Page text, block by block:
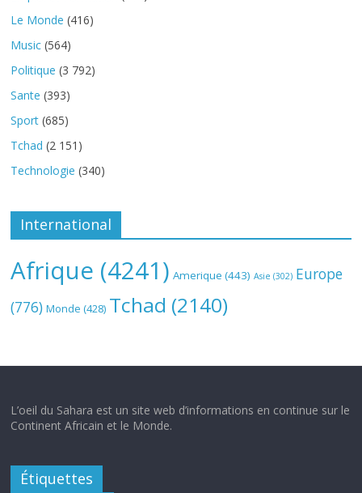
Le Monde (416)
Music (564)
Politique (3 792)
Sante (393)
Sport (685)
Tchad (2 151)
Technologie (340)
International
Afrique (4241) Amerique (443) Asie (302) Europe
(776) Monde (428) Tchad (2140)
L’oeil du Sahara est un site web d’informations en continue sur le
Continent Africain et le Monde.
Étiquettes